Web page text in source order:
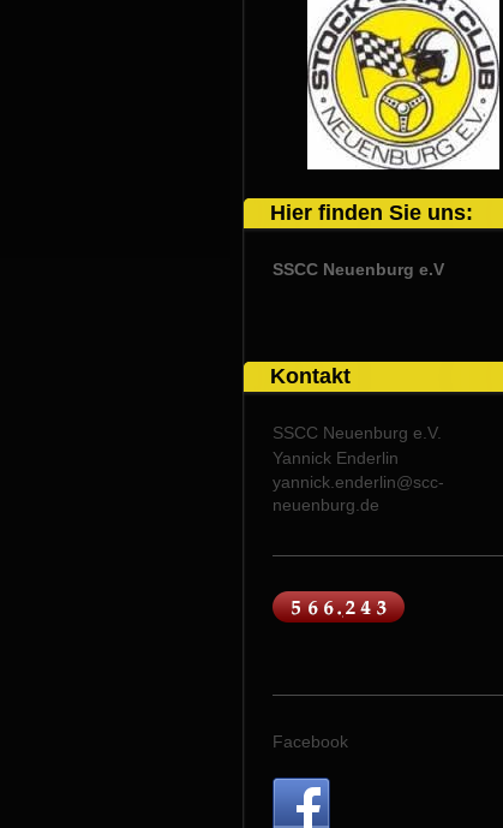
Hier finden Sie uns:
SSCC Neuenburg e.V
Kontakt
SSCC Neuenburg e.V.
Yannick Enderlin
yannick.enderlin@scc-
neuenburg.de
Facebook